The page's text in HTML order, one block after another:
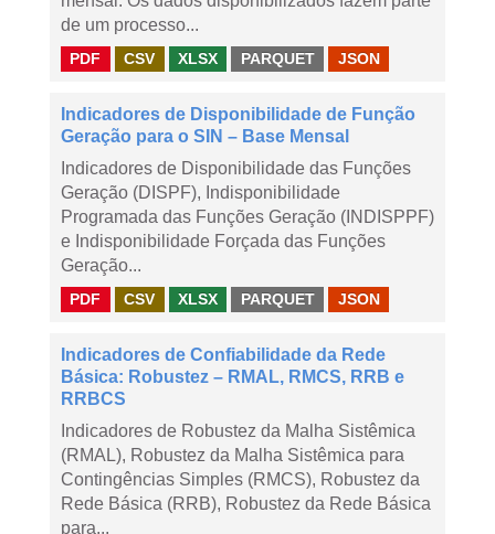
de um processo...
PDF CSV XLSX PARQUET JSON
Indicadores de Disponibilidade de Função
Geração para o SIN – Base Mensal
Indicadores de Disponibilidade das Funções
Geração (DISPF), Indisponibilidade
Programada das Funções Geração (INDISPPF)
e Indisponibilidade Forçada das Funções
Geração...
PDF CSV XLSX PARQUET JSON
Indicadores de Confiabilidade da Rede
Básica: Robustez – RMAL, RMCS, RRB e
RRBCS
Indicadores de Robustez da Malha Sistêmica
(RMAL), Robustez da Malha Sistêmica para
Contingências Simples (RMCS), Robustez da
Rede Básica (RRB), Robustez da Rede Básica
para...